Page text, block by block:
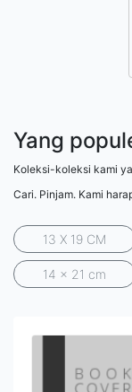
Yang
Koleksi-koleksi kami
Cari. Pinjam. Kami
13 X 19 CM
14 x 21 cm